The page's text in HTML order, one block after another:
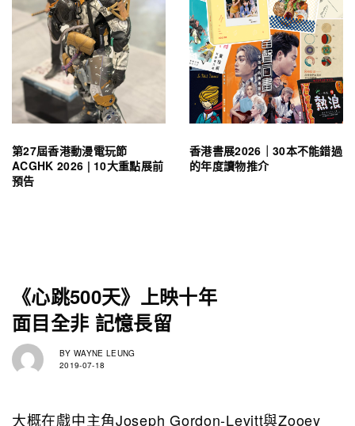
第27屆香港動漫電玩節
ACGHK 2026 | 10大重點展前
預告
香港書展2026｜30本不能錯過
的年度讀物推介
《心跳500天》上映十年
面目全非 記憶長留
BY WAYNE LEUNG
2019-07-18
大概在戲中主角Joseph Gordon-Levitt與Zooey